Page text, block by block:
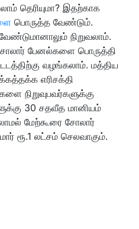
தெரியுமா? இதற்காக
பொருத்த வேண்டும்.
நிறுவலாம்.
பேனல்களை பொருத்தி
வழங்கலாம். மத்திய
எரிசக்தி
நிறுவுபவர்களுக்கு
30 சதவீத மானியம்
மேற்கூரை சோலார்
ரூ.1 லட்சம் செலவாகும்.